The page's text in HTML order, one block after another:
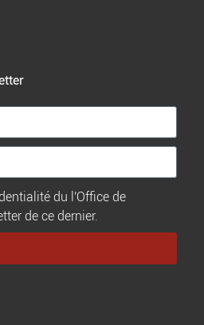
du l'Office de
de ce dernier.